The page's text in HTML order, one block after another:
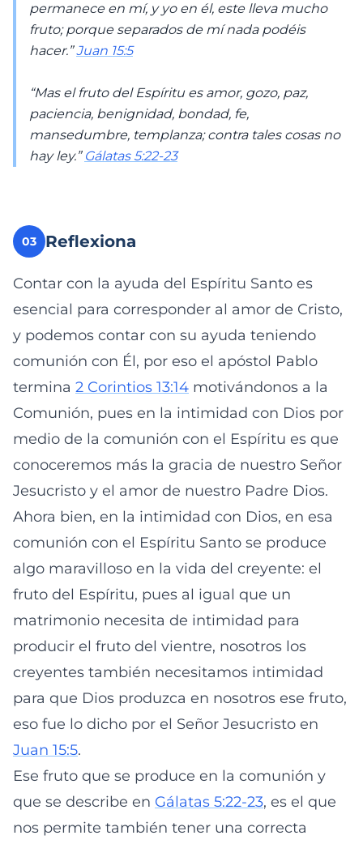
permanece en mí, y yo en él, este lleva mucho
fruto; porque separados de mí nada podéis
hacer.”Juan 15:5
“Mas el fruto del Espíritu es amor, gozo, paz,
paciencia, benignidad, bondad, fe,
mansedumbre, templanza; contra tales cosas no
hay ley.” Gálatas 5:22-23
03 Reflexiona
Contar con la ayuda del Espíritu Santo es
esencial para corresponder al amor de Cristo,
y podemos contar con su ayuda teniendo
comunión con Él, por eso el apóstol Pablo
termina 2 Corintios 13:14 motivándonos a la
Comunión, pues en la intimidad con Dios por
medio de la comunión con el Espíritu es que
conoceremos más la gracia de nuestro Señor
Jesucristo y el amor de nuestro Padre Dios.
Ahora bien, en la intimidad con Dios, en esa
comunión con el Espíritu Santo se produce
algo maravilloso en la vida del creyente: el
fruto del Espíritu, pues al igual que un
matrimonio necesita de intimidad para
producir el fruto del vientre, nosotros los
creyentes también necesitamos intimidad
para que Dios produzca en nosotros ese fruto,
eso fue lo dicho por el Señor Jesucristo en
Juan 15:5.
Ese fruto que se produce en la comunión y
que se describe en Gálatas 5:22-23, es el que
nos permite también tener una correcta